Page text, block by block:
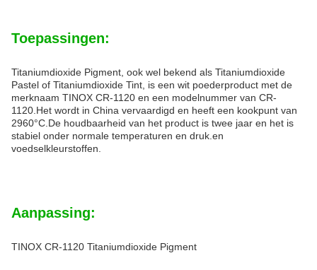
Toepassingen:
Titaniumdioxide Pigment, ook wel bekend als Titaniumdioxide
Pastel of Titaniumdioxide Tint, is een wit poederproduct met de
merknaam TINOX CR-1120 en een modelnummer van CR-
1120.Het wordt in China vervaardigd en heeft een kookpunt van
2960°C.De houdbaarheid van het product is twee jaar en het is
stabiel onder normale temperaturen en druk.en
voedselkleurstoffen.
Aanpassing:
TINOX CR-1120 Titaniumdioxide Pigment